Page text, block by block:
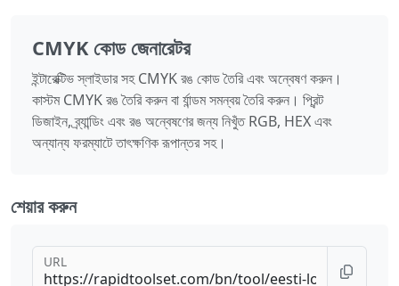
CMYK কোড জেনারেটর
ইন্টারেক্টিভ স্লাইডার সহ CMYK রঙ কোড তৈরি এবং অন্বেষণ করুন।
কাস্টম CMYK রঙ তৈরি করুন বা র্যান্ডম সমন্বয় তৈরি করুন। প্রিন্ট
ডিজাইন, ব্র্যান্ডিং এবং রঙ অন্বেষণের জন্য নিখুঁত RGB, HEX এবং
অন্যান্য ফরম্যাটে তাৎক্ষণিক রূপান্তর সহ।
শেয়ার করুন
URL